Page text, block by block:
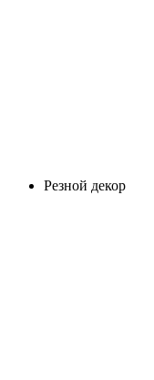
Резной декор